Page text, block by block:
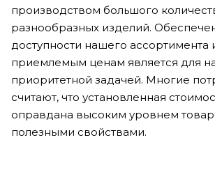
производством большого
разнообразных изделий.
доступности нашего ассортимента
приемлемым ценам является для
приоритетной задачей. Многие
считают, что установленная
оправдана высоким уровнем
полезными свойствами.